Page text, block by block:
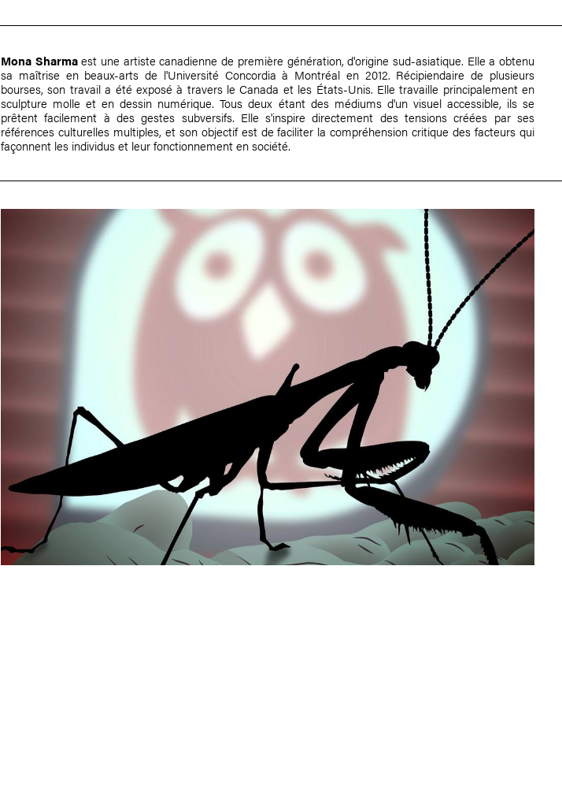
Mona Sharmaest une artiste canadienne de première génération, d'origine sud-asiatique. Elle a obtenu
sa maîtrise en beaux-arts de l'Université Concordia à Montréal en 2012. Récipiendaire de plusieurs
bourses, son travail a été exposé à travers le Canada et les États-Unis. Elle travaille principalement en
sculpture molle et en dessin numérique. Tous deux étant des médiums d'un visuel accessible, ils se
prêtent facilement à des gestes subversifs. Elle s'inspire directement des tensions créées par ses
références culturelles multiples, et son objectif est de faciliter la compréhension critique des facteurs qui
façonnent les individus et leur fonctionnement en société.